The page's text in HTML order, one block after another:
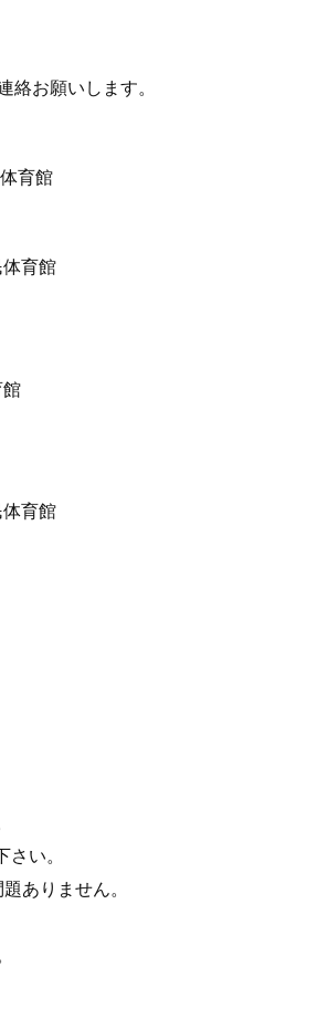
お願いします。
育館
育館
育館
い。
ありません。